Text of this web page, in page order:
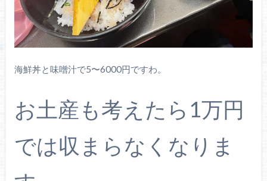
海鮮丼と味噌汁で5〜6000円ですわ。
お土産も考えたら1万円
では収まらなくなりま